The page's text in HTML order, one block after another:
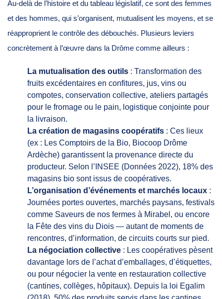
Au-delà de l’histoire et du tableau législatif, ce sont des femmes
et des hommes, qui s’organisent, mutualisent les moyens, et se
réapproprient le contrôle des débouchés. Plusieurs leviers
concrètement à l’œuvre dans la Drôme comme ailleurs :
La mutualisation des outils : Transformation des
fruits excédentaires en confitures, jus, vins ou
compotes, conservation collective, ateliers partagés
pour le fromage ou le pain, logistique conjointe pour
la livraison.
La création de magasins coopératifs : Ces lieux
(ex : Les Comptoirs de la Bio, Biocoop Drôme
Ardèche) garantissent la provenance directe du
producteur. Selon l’INSEE (Données 2022), 18% des
magasins bio sont issus de coopératives.
L’organisation d’événements et marchés locaux :
Journées portes ouvertes, marchés paysans, festivals
comme Saveurs de nos fermes à Mirabel, ou encore
la Fête des vins du Diois — autant de moments de
rencontres, d’information, de circuits courts sur pied.
La négociation collective : Les coopératives pèsent
davantage lors de l’achat d’emballages, d’étiquettes,
ou pour négocier la vente en restauration collective
(cantines, collèges, hôpitaux). Depuis la loi Egalim